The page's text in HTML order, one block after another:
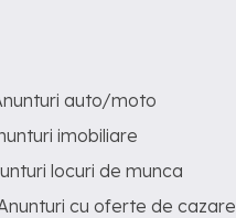
auto/moto
imobiliare
locuri de munca
cu oferte de cazare